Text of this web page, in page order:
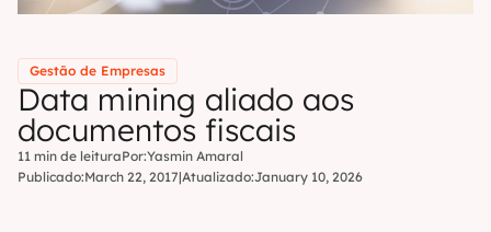
Gestão de Empresas
Data mining aliado aos
documentos fiscais
11 min de leituraPor:Yasmin Amaral
Publicado:March 22, 2017|Atualizado:January 10, 2026